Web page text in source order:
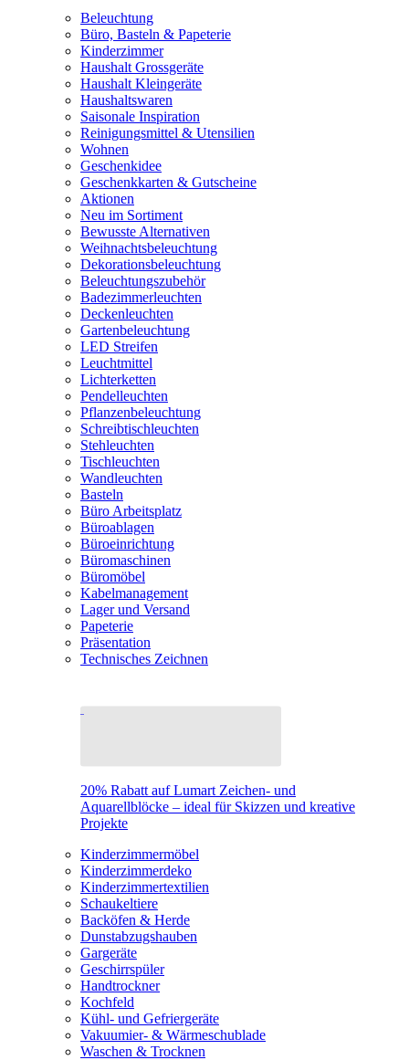
Beleuchtung
Büro, Basteln & Papeterie
Kinderzimmer
Haushalt Grossgeräte
Haushalt Kleingeräte
Haushaltswaren
Saisonale Inspiration
Reinigungsmittel & Utensilien
Wohnen
Geschenkidee
Geschenkkarten & Gutscheine
Aktionen
Neu im Sortiment
Bewusste Alternativen
Weihnachtsbeleuchtung
Dekorationsbeleuchtung
Beleuchtungszubehör
Badezimmerleuchten
Deckenleuchten
Gartenbeleuchtung
LED Streifen
Leuchtmittel
Lichterketten
Pendelleuchten
Pflanzenbeleuchtung
Schreibtischleuchten
Stehleuchten
Tischleuchten
Wandleuchten
Basteln
Büro Arbeitsplatz
Büroablagen
Büroeinrichtung
Büromaschinen
Büromöbel
Kabelmanagement
Lager und Versand
Papeterie
Präsentation
Technisches Zeichnen
20% Rabatt auf Lumart Zeichen- und
Aquarellblöcke – ideal für Skizzen und kreative
Projekte
Kinderzimmermöbel
Kinderzimmerdeko
Kinderzimmertextilien
Schaukeltiere
Backöfen & Herde
Dunstabzugshauben
Gargeräte
Geschirrspüler
Handtrockner
Kochfeld
Kühl- und Gefriergeräte
Vakuumier- & Wärmeschublade
Waschen & Trocknen